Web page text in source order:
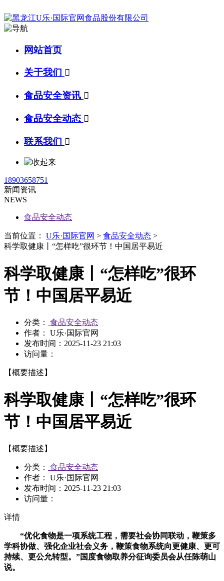
网站首页
关于我们 
食品安全资讯 
食品安全动态 
联系我们 
18903658751
新闻资讯
NEWS
食品安全动态
当前位置： U乐·国际官网 > 食品安全动态 >
科学取健康丨“怎样吃”很环节！中国居平易近
科学取健康丨“怎样吃”很环
节！中国居平易近
分类：
食品安全动态
作者： U乐·国际官网
发布时间： 2025-11-23 21:03
访问量：
【概要描述】
科学取健康丨“怎样吃”很环
节！中国居平易近
【概要描述】
分类：
食品安全动态
作者： U乐·国际官网
发布时间： 2025-11-23 21:03
访问量：
详情
“优化食物是一项系统工程，需要社会协同联动，鞭策多
学科协做、强化企业社会义务，鞭策食物系统向更健康、更可
持续、更公允转型。”国度食物取养分征询委员会从任陈萌山
说。